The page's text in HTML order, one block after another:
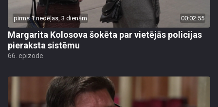
pirms 1 nedēļas, 3 dienām 00:02:55
Margarita Kolosova šokēta par vietējās policijas
pieraksta sistēmu
66. epizode